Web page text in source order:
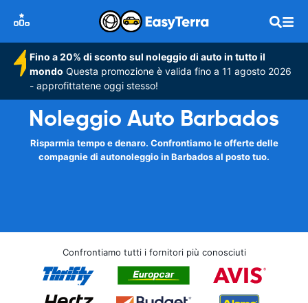
Fino a 20% di sconto sul noleggio di auto in tutto il
mondo Questa promozione è valida fino a 11 agosto 2026
- approfittatene oggi stesso!
Noleggio Auto Barbados
Risparmia tempo e denaro. Confrontiamo le offerte delle
compagnie di autonoleggio in Barbados al posto tuo.
Confrontiamo tutti i fornitori più conosciuti